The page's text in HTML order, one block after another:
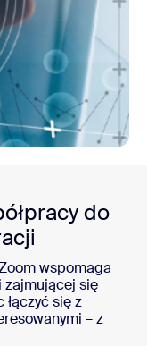
do
wspomaga
zajmującej się
się z
– z